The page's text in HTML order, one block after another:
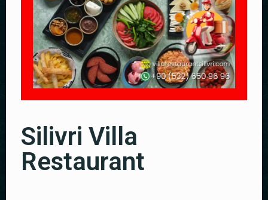
Silivri Villa
Restaurant